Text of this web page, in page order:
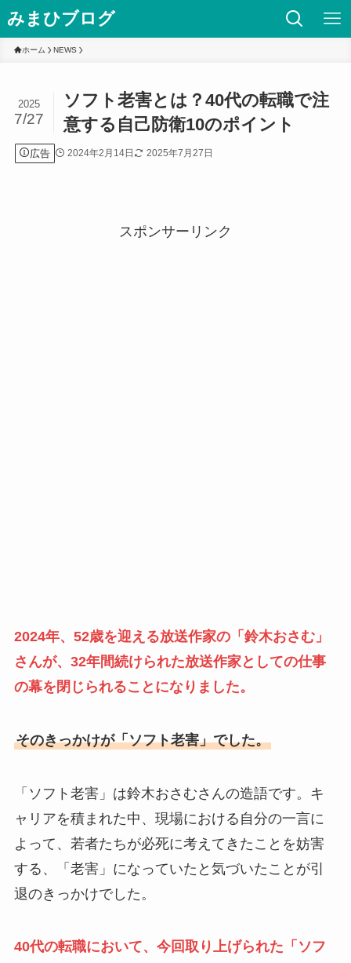
みまひブログ
ホーム NEWS
ソフト老害とは？40代の転職で注
意する自己防衛10のポイント
2025
7/27
広告 2024年2月14日 2025年7月27日
スポンサーリンク
2024年、52歳を迎える放送作家の「鈴木おさむ」
さんが、32年間続けられた放送作家としての仕事
の幕を閉じられることになりました。
そのきっかけが「ソフト老害」でした。
「ソフト老害」は鈴木おさむさんの造語です。キ
ャリアを積まれた中、現場における自分の一言に
よって、若者たちが必死に考えてきたことを妨害
する、「老害」になっていたと気づいたことが引
退のきっかけでした。
40代の転職において、今回取り上げられた「ソフ